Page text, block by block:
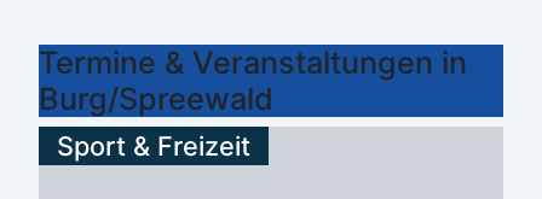
Termine & Veranstaltungen in
Burg/Spreewald
Sport & Freizeit